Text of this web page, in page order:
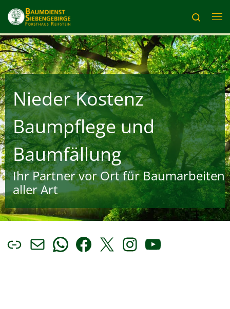
Zum Inhalt springen
Search
Nieder Kostenz
Baumpflege und
Baumfällung
Ihr Partner vor Ort für Baumarbeiten
aller Art
LinkE-Mail
WhatsApp
Facebook
X Instagram
YouTube